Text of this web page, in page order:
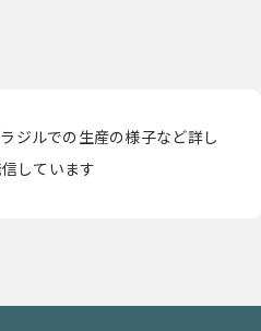
ジルでの生産の様子など詳し
しています